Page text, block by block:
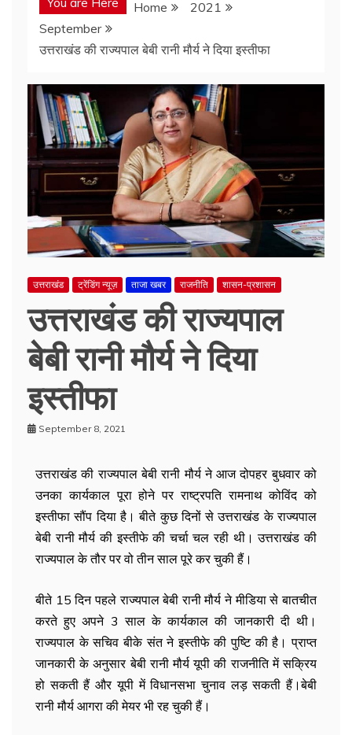
Home
2021
September
उत्तराखंड की राज्यपाल बेबी रानी मौर्य ने दिया इस्तीफा
उत्तराखंड ट्रेंडिंग न्यूज़ ताजा खबर राजनीति शासन-प्रशासन
उत्तराखंड की राज्यपाल
बेबी रानी मौर्य ने दिया
इस्तीफा
September 8, 2021
उत्तराखंड की राज्यपाल बेबी रानी मौर्य ने आज दोपहर बुधवार को
उनका कार्यकाल पूरा होने पर राष्ट्रपति रामनाथ कोविंद को
इस्तीफा सौंप दिया है। बीते कुछ दिनों से उत्तराखंड के राज्यपाल
बेबी रानी मौर्य की इस्तीफे की चर्चा चल रही थी। उत्तराखंड की
राज्यपाल के तौर पर वो तीन साल पूरे कर चुकी हैं।
बीते 15 दिन पहले राज्यपाल बेबी रानी मौर्य ने मीडिया से बातचीत
करते हुए अपने 3 साल के कार्यकाल की जानकारी दी थी।
राज्यपाल के सचिव बीके संत ने इस्तीफे की पुष्टि की है। प्राप्त
जानकारी के अनुसार बेबी रानी मौर्य यूपी की राजनीति में सक्रिय
हो सकती हैं और यूपी में विधानसभा चुनाव लड़ सकती हैं।बेबी
रानी मौर्य आगरा की मेयर भी रह चुकी हैं।